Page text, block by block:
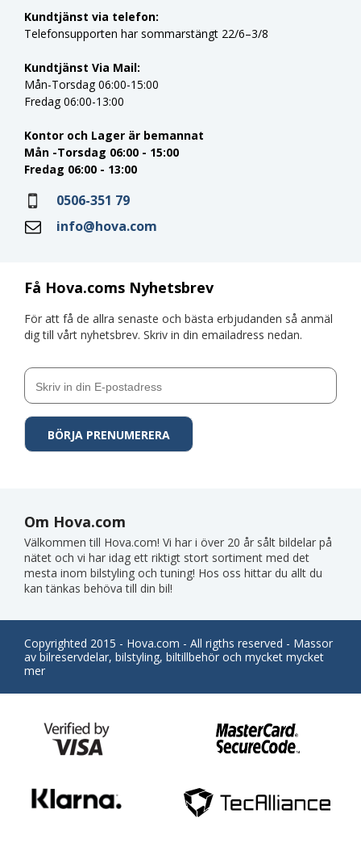
Få Hova.coms Nyhetsbrev
För att få de allra senaste och bästa erbjudanden så anmäl
dig till vårt nyhetsbrev. Skriv in din emailadress nedan.
Kundtjänst via telefon:
Telefonsupporten har sommarstängt 22/6–3/8
Kundtjänst Via Mail:
Mån-Torsdag 06:00-15:00
Fredag 06:00-13:00
Kontor och Lager är bemannat
Mån -Torsdag 06:00 - 15:00
Fredag 06:00 - 13:00
0506-351 79
info@hova.com
Om Hova.com
Välkommen till Hova.com! Vi har i över 20 år sålt bildelar på
nätet och vi har idag ett riktigt stort sortiment med det
mesta inom bilstyling och tuning! Hos oss hittar du allt du
kan tänkas behöva till din bil!
Copyrighted 2015 - Hova.com - All rigths reserved - Massor
av bilreservdelar, bilstyling, biltillbehör och mycket mycket
mer